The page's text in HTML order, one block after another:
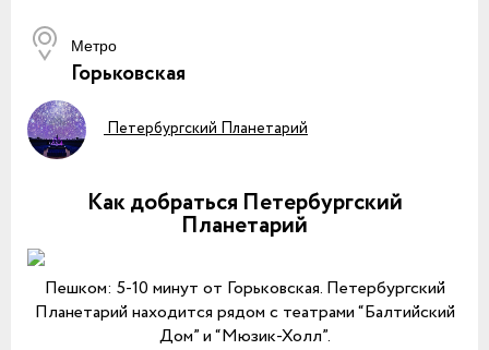
Метро
Горьковская
Петербургский Планетарий
Как добраться Петербургский
Планетарий
Пешком: 5-10 минут от Горьковская. Петербургский
Планетарий находится рядом с театрами “Балтийский
Дом” и “Мюзик-Холл”.